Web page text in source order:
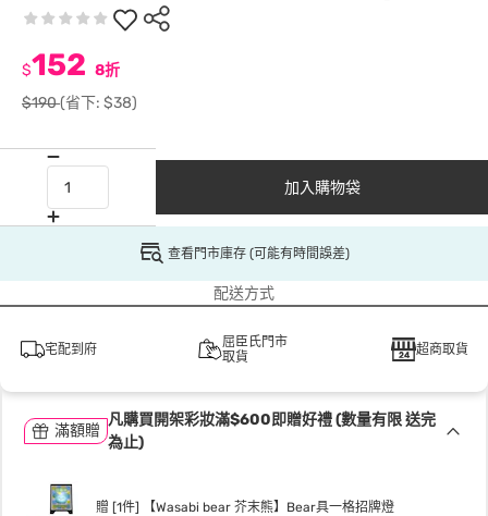
$152 8折
$190(省下: $38)
加入購物袋
查看門市庫存 (可能有時間誤差)
配送方式
宅配到府
屈臣氏門市
取貨
超商取貨
滿額贈
凡購買開架彩妝滿$600即贈好禮 (數量有限 送完
為止)
贈 [1件] 【Wasabi bear 芥末熊】Bear具一格招牌燈